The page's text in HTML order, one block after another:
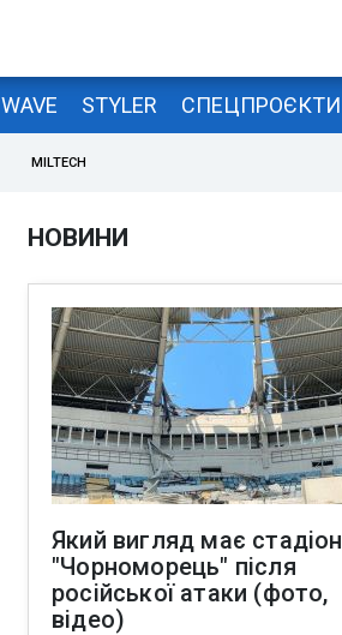
WAVE STYLER СПЕЦПРОЄКТИ
MILTECH
НОВИНИ
Який вигляд має стадіон
"Чорноморець" після
російської атаки (фото,
відео)